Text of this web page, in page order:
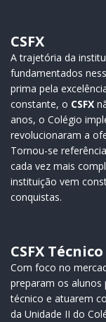
CSFX
A trajetória da
fundamentados
prima pela
constante, o CSFX
anos, o Colégio
revolucionaram a
Tornou-se
cada vez mais
instituição vem
conquistas.
CSFX Técnico
Com foco no
preparam os
técnico e atuarem
da Unidade II do